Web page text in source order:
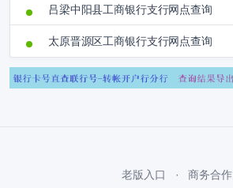
吕梁中阳县工商银行支行网点查询
太原晋源区工商银行支行网点查询
老版入口 商务合作